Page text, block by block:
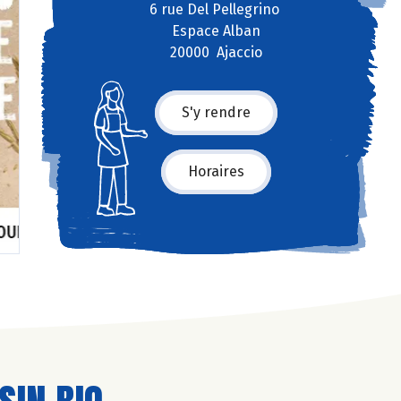
6 rue Del Pellegrino
Espace Alban
20000 Ajaccio
S'y rendre
Horaires